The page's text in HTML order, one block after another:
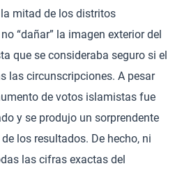
mitad de los distritos
“dañar” la imagen exterior del
que se consideraba seguro si el
las circunscripciones. A pesar
de votos islamistas fue
y se produjo un sorprendente
los resultados. De hecho, ni
las cifras exactas del